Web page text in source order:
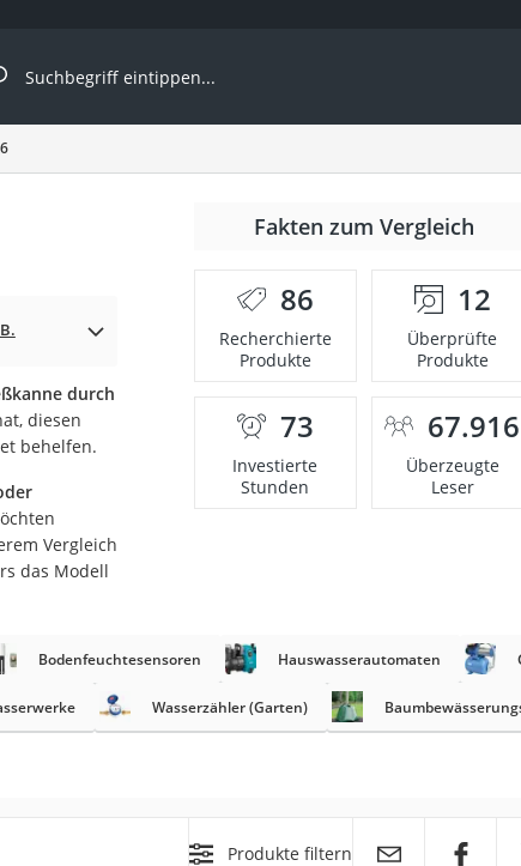
durch
diesen
behelfen.
Vergleich
das Modell
Fakten zum Vergleich
86
Recherchierte
Produkte
12
Überprüfte
Produkte
73
Investierte
Stunden
67.916
Überzeugte
Leser
Bodenfeuchtesensoren Hauswasserautomaten
Wasserzähler (Garten)
Produkte filtern